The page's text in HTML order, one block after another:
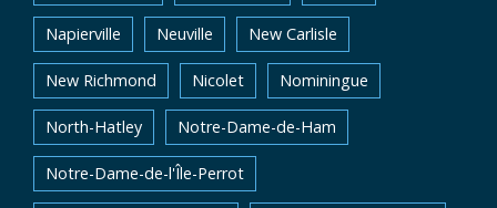
Napierville Neuville New Carlisle
New Richmond Nicolet Nominingue
North-Hatley Notre-Dame-de-Ham
Notre-Dame-de-l'Île-Perrot